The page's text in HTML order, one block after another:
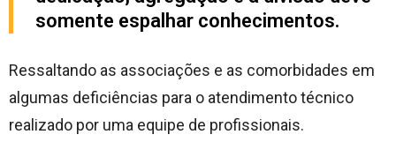
somente espalhar conhecimentos.
Ressaltando as associações e as comorbidades em
algumas deficiências para o atendimento técnico
realizado por uma equipe de profissionais.